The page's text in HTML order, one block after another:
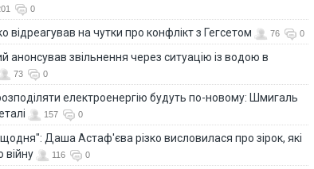
0
відреагував на чутки про конфлікт з Гегсетом 76 0
анонсував звільнення через ситуацію із водою в
73 0
електроенергію будуть по-новому: Шмигаль
157 0
Даша Астаф'єва різко висловилася про зірок, які
війну
116 0